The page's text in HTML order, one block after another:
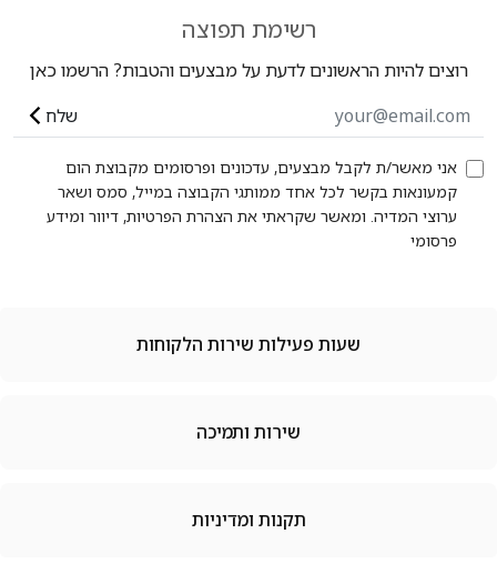
רשימת תפוצה
רוצים להיות הראשונים לדעת על מבצעים והטבות? הרשמו כאן
שלח
אני מאשר/ת לקבל מבצעים, עדכונים ופרסומים מקבוצת הום
קמעונאות בקשר לכל אחד ממותגי הקבוצה במייל, סמס ושאר
ערוצי המדיה. ומאשר שקראתי את הצהרת הפרטיות, דיוור ומידע
פרסומי
שעות פעילות שירות הלקוחות
שירות ותמיכה
תקנות ומדיניות